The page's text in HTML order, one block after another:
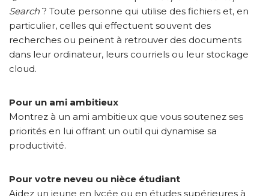
Search ? Toute personne qui utilise des fichiers et, en
particulier, celles qui effectuent souvent des
recherches ou peinent à retrouver des documents
dans leur ordinateur, leurs courriels ou leur stockage
cloud.
Pour un ami ambitieux
Montrez à un ami ambitieux que vous soutenez ses
priorités en lui offrant un outil qui dynamise sa
productivité.
Pour votre neveu ou nièce étudiant
Aidez un jeune en lycée ou en études supérieures à